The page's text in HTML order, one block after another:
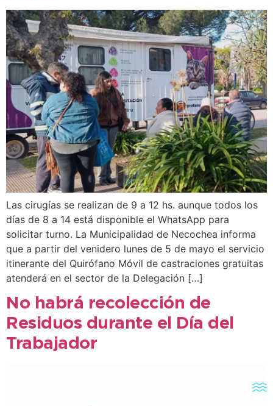
Las cirugías se realizan de 9 a 12 hs. aunque todos los
días de 8 a 14 está disponible el WhatsApp para
solicitar turno. La Municipalidad de Necochea informa
que a partir del venidero lunes de 5 de mayo el servicio
itinerante del Quirófano Móvil de castraciones gratuitas
atenderá en el sector de la Delegación […]
No habrá recolección de
Residuos durante el Día del
Trabajador